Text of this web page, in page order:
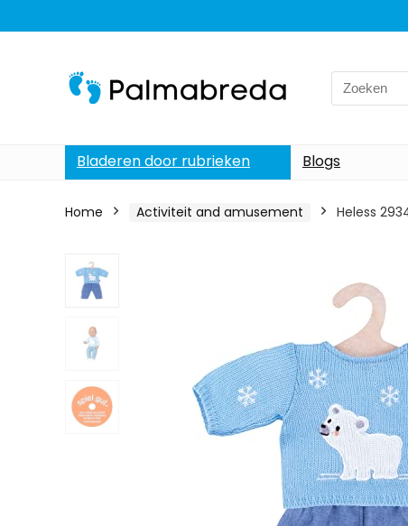
Search
for:
Bladeren door rubrieken Blogs
Home Activiteit and amusement Heless